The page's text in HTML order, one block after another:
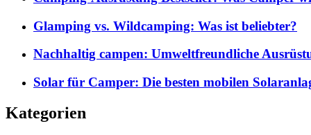
Glamping vs. Wildcamping: Was ist beliebter?
Nachhaltig campen: Umweltfreundliche
Solar für Camper: Die besten mobilen
Kategorien